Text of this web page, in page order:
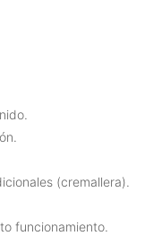
(cremallera).
funcionamiento.